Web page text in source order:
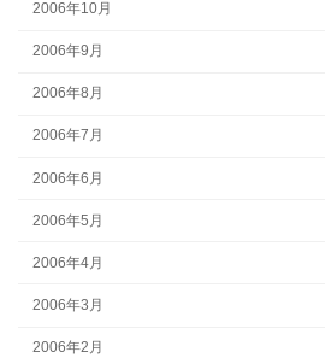
2006年10月
2006年9月
2006年8月
2006年7月
2006年6月
2006年5月
2006年4月
2006年3月
2006年2月